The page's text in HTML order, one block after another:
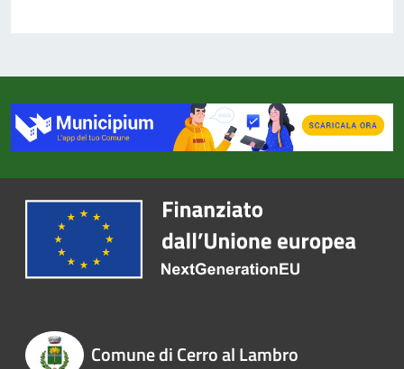
Comune di Cerro al Lambro